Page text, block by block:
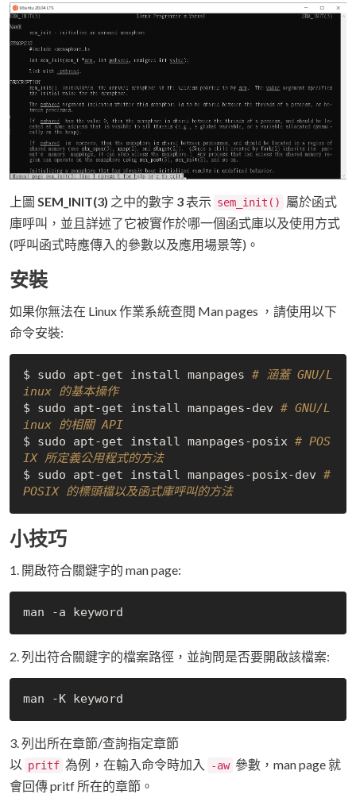
上圖 SEM_INIT(3) 之中的數字 3表示 sem_init()
屬於函式
庫呼叫，並且詳述了它被實作於哪一個函式庫以及使用方式
(呼叫函式時應傳入的參數以及應用場景等)。
安裝
如果你無法在 Linux 作業系統查閱 Man pages ，請使用以下
命令安裝:
$ sudo apt-get install manpages # 涵蓋 GNU/L
inux 的基本操作
$ sudo apt-get install manpages-dev # GNU/L
inux 的相關 API
$ sudo apt-get install manpages-posix # POS
IX 所定義公用程式的方法
$ sudo apt-get install manpages-posix-dev #
POSIX 的標頭檔以及函式庫呼叫的方法
小技巧
1. 開啟符合關鍵字的 man page:
2. 列出符合關鍵字的檔案路徑，並詢問是否要開啟該檔案:
3. 列出所在章節/查詢指定章節
以
pritf 為例，在輸入命令時加入 -aw 參數，man page 就
會回傳 pritf 所在的章節。